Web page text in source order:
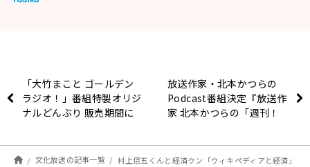
「大竹まこと ゴールデン
ラジオ！」番組特製オリジ
ナルどんぶり 販売期間に
放送作家・北本かつらの
Podcast番組決定『放送作
家 北本かつらの「週刊！
文化放送の記事一覧 村上信五くんと経済クン「ウィキペディアと経済」